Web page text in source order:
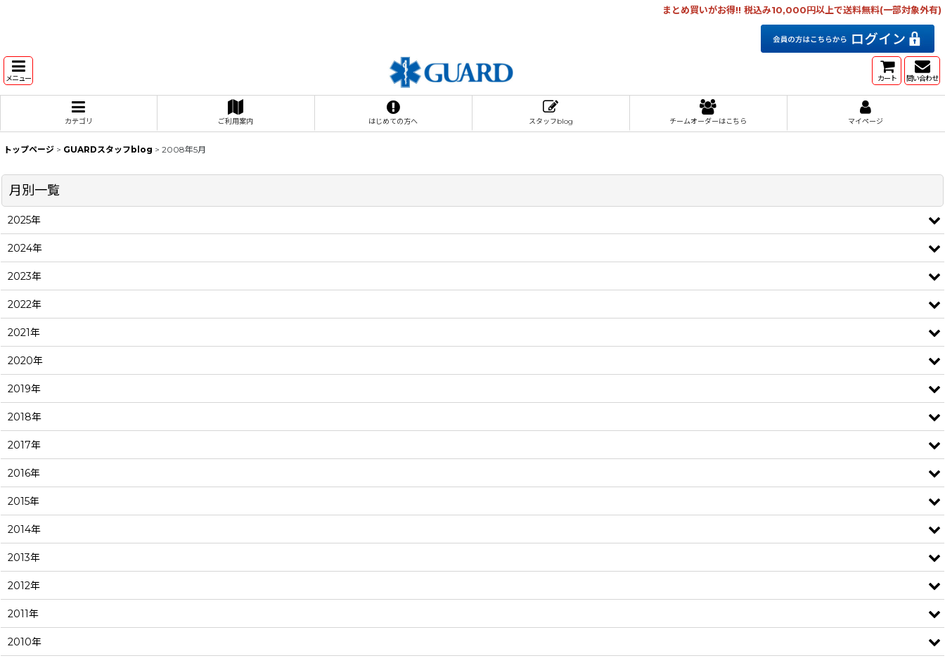
まとめ買いがお得!! 税込み10,000円以上で送料無料(一部対象外有)
メニュー カート 問い合わせ
カテゴリ ご利用案内 はじめての方へ スタッフblog チームオーダーはこちら マイページ
トップページ > GUARDスタッフblog > 2008年5月
月別一覧
2025年
2024年
2023年
2022年
2021年
2020年
2019年
2018年
2017年
2016年
2015年
2014年
2013年
2012年
2011年
2010年